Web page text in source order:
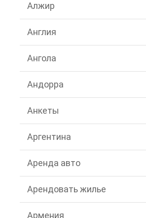
Алжир
Англия
Ангола
Андорра
Анкеты
Аргентина
Аренда авто
Арендовать жилье
Армения